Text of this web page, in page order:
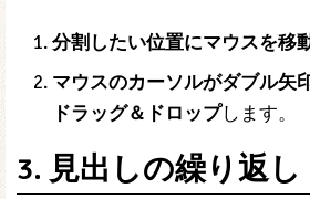
分割したい位置にマウスを移
マウスのカーソルがダブル矢
ドラッグ＆ドロップします。
3. 見出しの繰り返し